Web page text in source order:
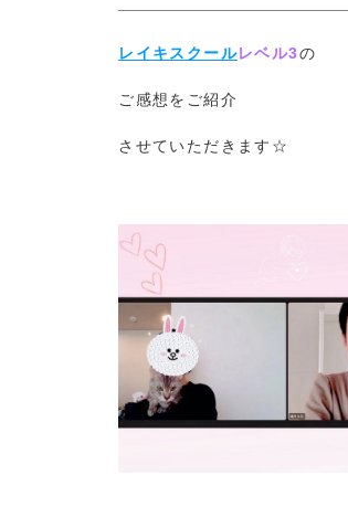
レイキスクールレベル3の
ご感想をご紹介
させていただきます☆